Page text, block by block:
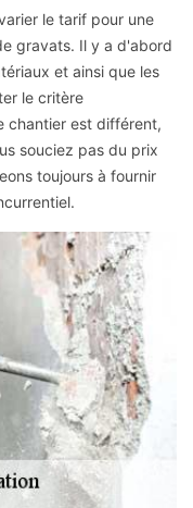
le tarif pour une
gravats. Il y a d'abord
et ainsi que les
le critère
chantier est différent,
souciez pas du prix
toujours à fournir